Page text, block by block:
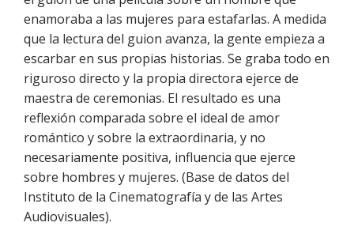
enamoraba a las mujeres para estafarlas. A medida
que la lectura del guion avanza, la gente empieza a
escarbar en sus propias historias. Se graba todo en
riguroso directo y la propia directora ejerce de
maestra de ceremonias. El resultado es una
reflexión comparada sobre el ideal de amor
romántico y sobre la extraordinaria, y no
necesariamente positiva, influencia que ejerce
sobre hombres y mujeres. (Base de datos del
Instituto de la Cinematografía y de las Artes
Audiovisuales).